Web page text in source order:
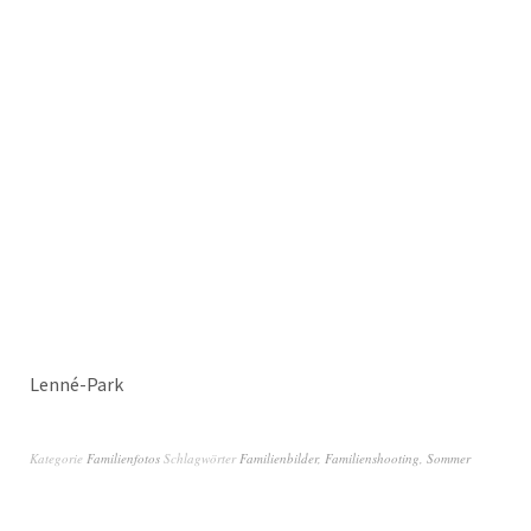
Lenné-Park
Kategorie Familienfotos SchlagwörterFamilienbilder, Familienshooting, Sommer